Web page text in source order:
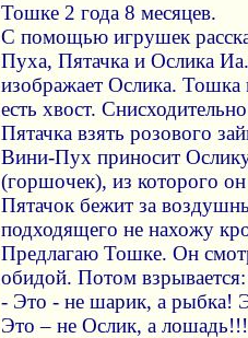
Тошке 2 года 8 месяцев.
С помощью игрушек
Пуха, Пятачка и Ослика
изображает Ослика. Тошка
есть хвост.
Пятачка взять розового
Вини-Пух приносит
(горшочек), из которого
Пятачок бежит за
подходящего не нахожу
Предлагаю Тошке. Он
обидой. Потом взрывается:
- Это - не шарик, а рыбка!
Это – не Ослик, а